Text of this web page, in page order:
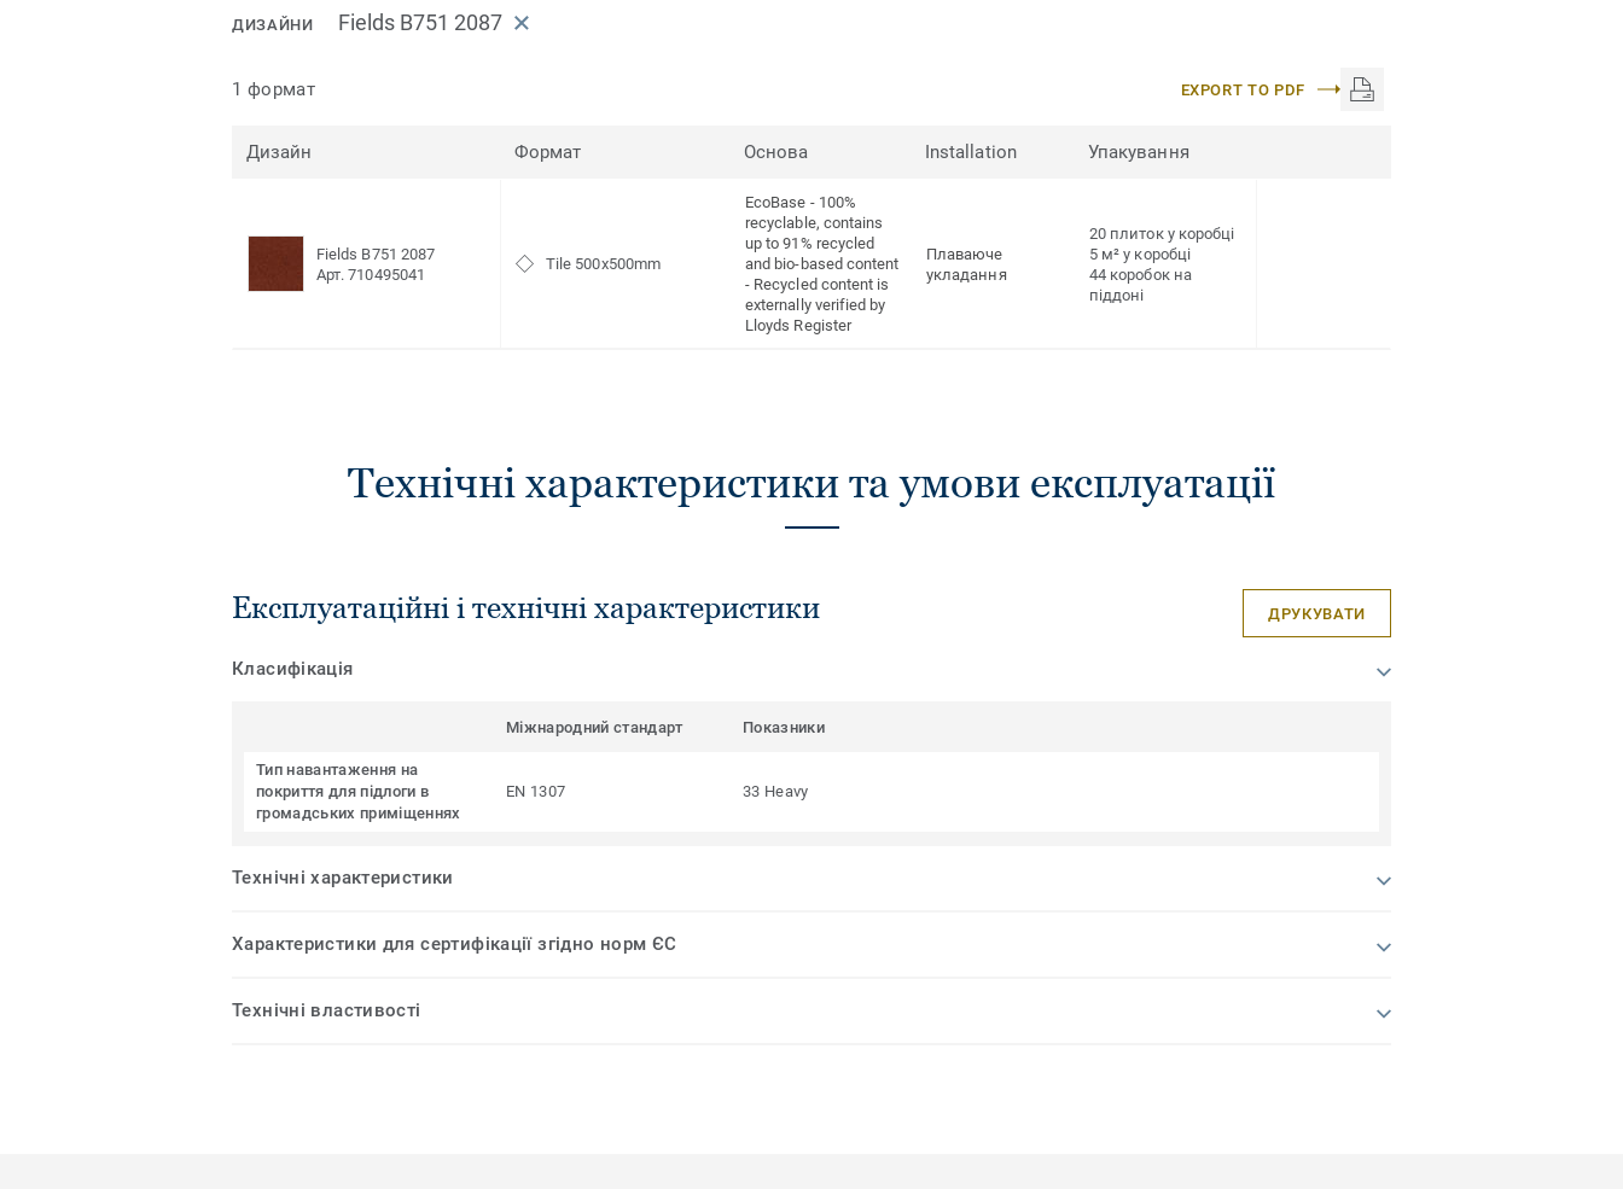
ДИЗАЙНИ Fields B751 2087
1 формат EXPORT TO PDF
Дизайн Формат Основа Installation Упакування
Fields B751 2087
Арт. 710495041
Tile 500x500mm
EcoBase - 100%
recyclable, contains
up to 91% recycled
and bio-based content
- Recycled content is
externally verified by
Lloyds Register
Плаваюче
укладання
20 плиток у коробці
5 м² у коробці
44 коробок на
піддоні
Технічні характеристики та умови експлуатації
Експлуатаційні і технічні характеристики ДРУКУВАТИ
Класифікація
Міжнародний стандарт Показники
Тип навантаження на
покриття для підлоги в
громадських приміщеннях
EN 1307 33 Heavy
Технічні характеристики
Характеристики для сертифікації згідно норм ЄС
Технічні властивості